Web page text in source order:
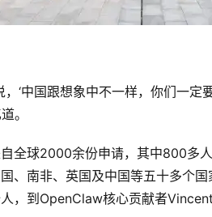
‘中国跟想象中不一样，你们一
。
全球2000余份申请，其中800多
、南非、英国及中国等五十多个
，到OpenClaw核心贡献者